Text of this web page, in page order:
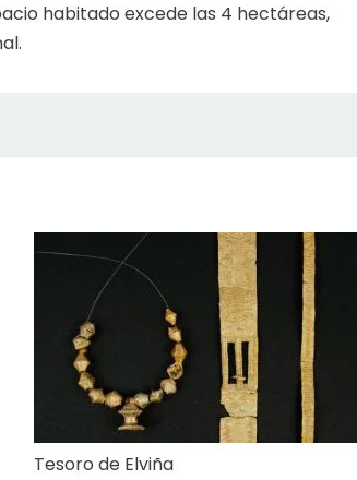
habitado excede las 4 hectáreas,
Tesoro de Elviña